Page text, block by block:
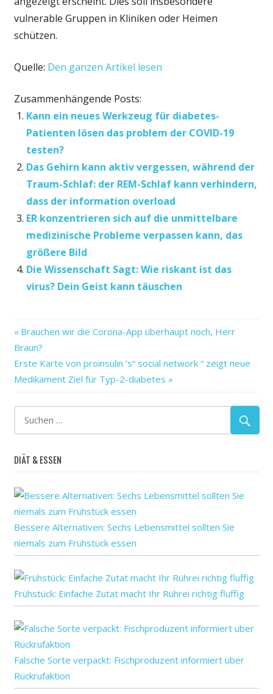
vulnerable Gruppen in Kliniken oder Heimen
schützen.
Quelle: Den ganzen Artikel lesen
Zusammenhängende Posts:
Kann ein neues Werkzeug für diabetes-
Patienten lösen das problem der COVID-19
testen?
Das Gehirn kann aktiv vergessen, während der
Traum-Schlaf: der REM-Schlaf kann verhindern,
dass der information overload
ER konzentrieren sich auf die unmittelbare
medizinische Probleme verpassen kann, das
größere Bild
Die Wissenschaft Sagt: Wie riskant ist das
virus? Dein Geist kann täuschen
beginnen
das
große
Kann
Beitragsnavigation
Vorheriger
Beitrag:
Brauchen wir die Corona-App überhaupt noch, Herr
Braun?
Nächster
Beitrag:
Erste Karte von proinsulin ’s“ social network “ zeigt neue
Medikament Ziel für Typ-2-diabetes
DIÄT & ESSEN
Bessere Alternativen: Sechs Lebensmittel sollten Sie
niemals zum Frühstück essen
Frühstück: Einfache Zutat macht Ihr Rührei richtig fluffig
Falsche Sorte verpackt: Fischproduzent informiert über
Rückrufaktion